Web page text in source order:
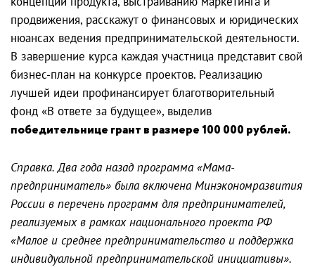
продвижения, расскажут о финансовых и юридических
нюансах ведения предпринимательской деятельности.
В завершение курса каждая участница представит свой
бизнес-план на конкурсе проектов. Реализацию
лучшей идеи профинансирует благотворительный
фонд «В ответе за будущее», выделив
победительнице грант в размере 100 000 рублей.
Справка. Два года назад программа «Мама-
предприниматель» была включена Минэкономразвития
России в перечень программ для предпринимателей,
реализуемых в рамках национального проекта РФ
«Малое и среднее предпринимательство и поддержка
индивидуальной предпринимательской инициативы».